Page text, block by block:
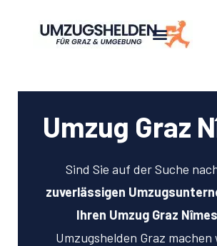
Umzug Graz
Sind Sie auf der Suche
zuverlässigen
Ihren Umzug Graz Nîmes
Umzugshelden Graz